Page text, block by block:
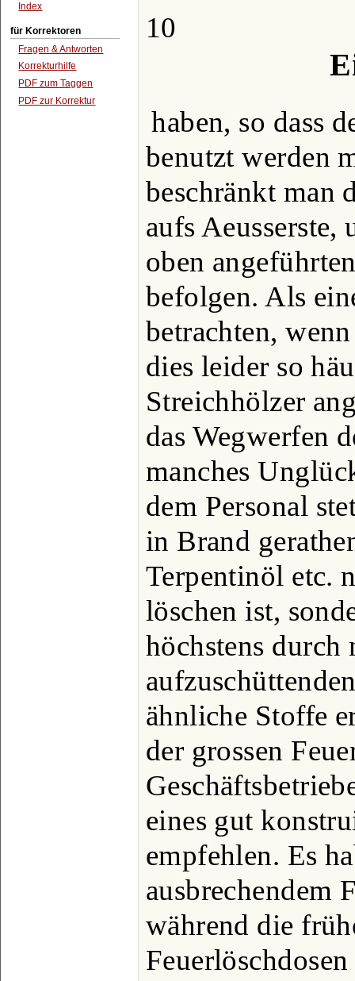
Index
für Korrektoren
Fragen & Antworten
Korrekturhilfe
PDF zum Taggen
PDF zur Korrektur
10
haben, so dass
benutzt werden
beschränkt man
aufs
oben
befolgen. Als
betrachten,
dies leider so
Streichhölzer
das Wegwerfen
manches
dem Personal
in Brand
Terpentinöl etc.
löschen ist,
höchstens durch
ähnliche Stoffe
der grossen
eines gut
empfehlen. Es
ausbrechendem
während die